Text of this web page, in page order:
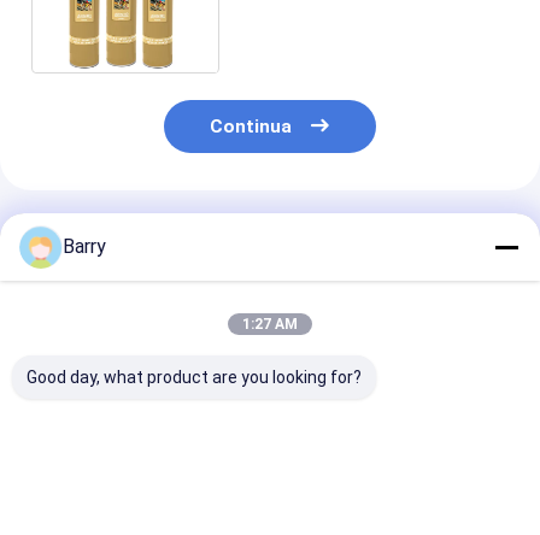
Continua
Prodotti Raccomandati
Barry
1:27 AM
Good day, what product are you looking for?